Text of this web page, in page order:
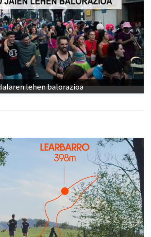
lehen balorazioa